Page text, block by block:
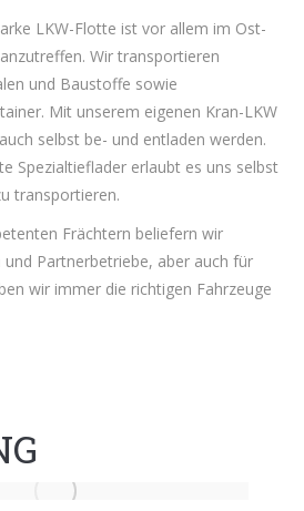
LKW-Flotte ist vor allem im Ost-
Wir transportieren
und Baustoffe sowie
Mit unserem eigenen Kran-LKW
selbst be- und entladen werden.
Spezialtieflader erlaubt es uns selbst
transportieren.
Frächtern beliefern wir
Partnerbetriebe, aber auch für
wir immer die richtigen Fahrzeuge